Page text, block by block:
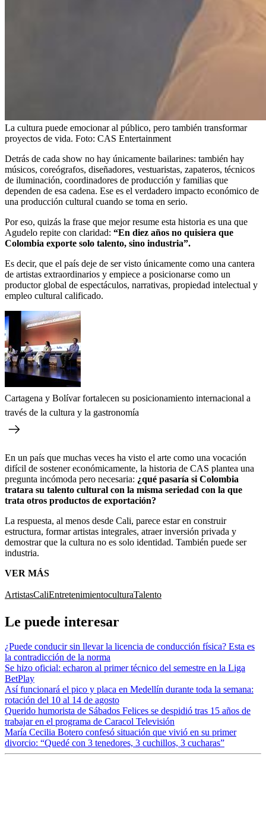
La cultura puede emocionar al público, pero también transformar
proyectos de vida. Foto: CAS Entertainment
Detrás de cada show no hay únicamente bailarines: también hay
músicos, coreógrafos, diseñadores, vestuaristas, zapateros, técnicos
de iluminación, coordinadores de producción y familias que
dependen de esa cadena. Ese es el verdadero impacto económico de
una producción cultural cuando se toma en serio.
Por eso, quizás la frase que mejor resume esta historia es una que
Agudelo repite con claridad: “En diez años no quisiera que
Colombia exporte solo talento, sino industria”.
Es decir, que el país deje de ser visto únicamente como una cantera
de artistas extraordinarios y empiece a posicionarse como un
productor global de espectáculos, narrativas, propiedad intelectual y
empleo cultural calificado.
Cartagena y Bolívar fortalecen su posicionamiento internacional a
través de la cultura y la gastronomía
En un país que muchas veces ha visto el arte como una vocación
difícil de sostener económicamente, la historia de CAS plantea una
pregunta incómoda pero necesaria: ¿qué pasaría si Colombia
tratara su talento cultural con la misma seriedad con la que
trata otros productos de exportación?
La respuesta, al menos desde Cali, parece estar en construir
estructura, formar artistas integrales, atraer inversión privada y
demostrar que la cultura no es solo identidad. También puede ser
industria.
VER MÁS
ArtistasCaliEntretenimientoculturaTalento
Le puede interesar
¿Puede conducir sin llevar la licencia de conducción física? Esta es
la contradicción de la norma
Se hizo oficial: echaron al primer técnico del semestre en la Liga
BetPlay
Así funcionará el pico y placa en Medellín durante toda la semana:
rotación del 10 al 14 de agosto
Querido humorista de Sábados Felices se despidió tras 15 años de
trabajar en el programa de Caracol Televisión
María Cecilia Botero confesó situación que vivió en su primer
divorcio: “Quedé con 3 tenedores, 3 cuchillos, 3 cucharas”